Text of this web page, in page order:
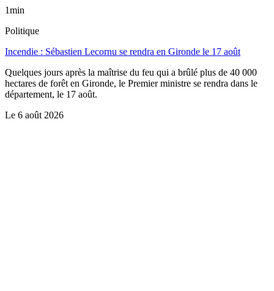
1min
Politique
Incendie : Sébastien Lecornu se rendra en Gironde le 17 août
Quelques jours après la maîtrise du feu qui a brûlé plus de 40 000
hectares de forêt en Gironde, le Premier ministre se rendra dans le
département, le 17 août.
Le 6 août 2026